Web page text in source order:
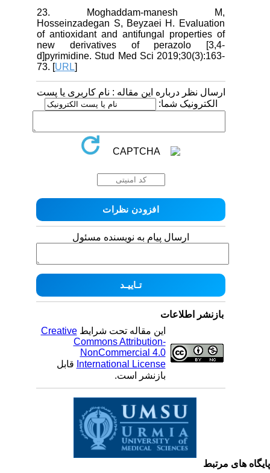
23. Moghaddam-manesh M,
Hosseinzadegan S, Beyzaei H. Evaluation
of antioxidant and antifungal properties of
new derivatives of perazolo [3,4-
d]pyrimidine. Stud Med Sci 2019;30(3):163-
73. [URL
ارسال نظر درباره این مقاله : نام کاربری یا پست
الکترونیک شما:
ارسال پیام به نویسنده مسئول
بازنشر اطلاعات
این مقاله تحت شرایطCreative
Commons Attribution-
NonCommercial 4.0
International Licenseقابل
بازنشر است.
های مرتبط